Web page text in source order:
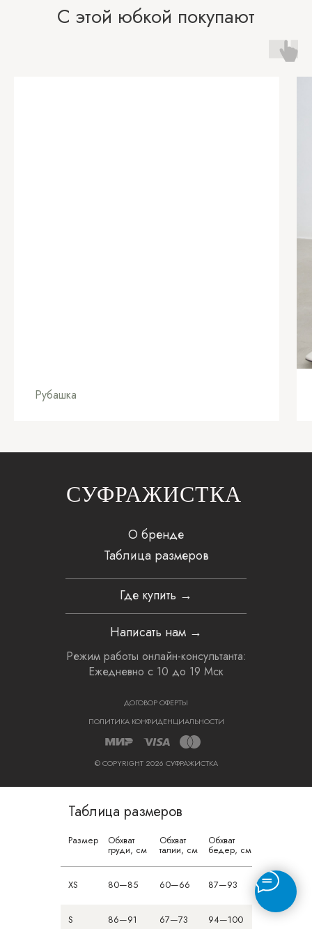
С этой юбкой покупают
Рубашка
О бренде
Таблица размеров
Написать нам →
Где купить →
ПОЛИТИКА КОНФИДЕНЦИАЛЬНОСТИ
ДОГОВОР ОФЕРТЫ
© COPYRIGHT 2026 СУФРАЖИСТКА
Режим работы онлайн-консультанта:
Ежедневно с 10 до 19 Мск
СУФРАЖИСТКА
Таблица размеров
Размер Обхват
груди, см
Обхват
талии, см
Обхват
бедер, см
XS 80—85 60—66 87—93
S 86—91 67—73 94—100